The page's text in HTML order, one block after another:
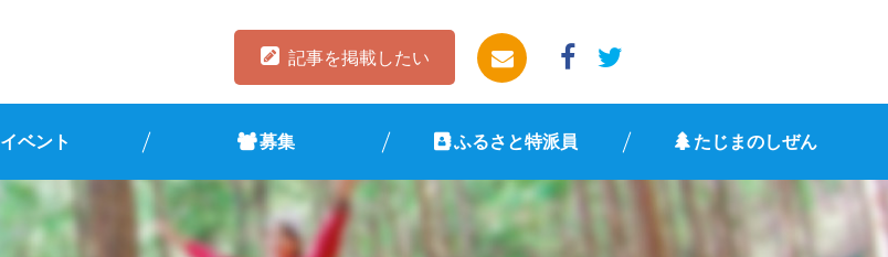
記事を掲載したい
イベント 募集 ふるさと特派員 たじまのしぜん